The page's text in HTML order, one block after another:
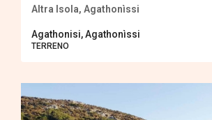
Altra Isola, Agathonìssi
Agathonisi, Agathonìssi
TERRENΟ